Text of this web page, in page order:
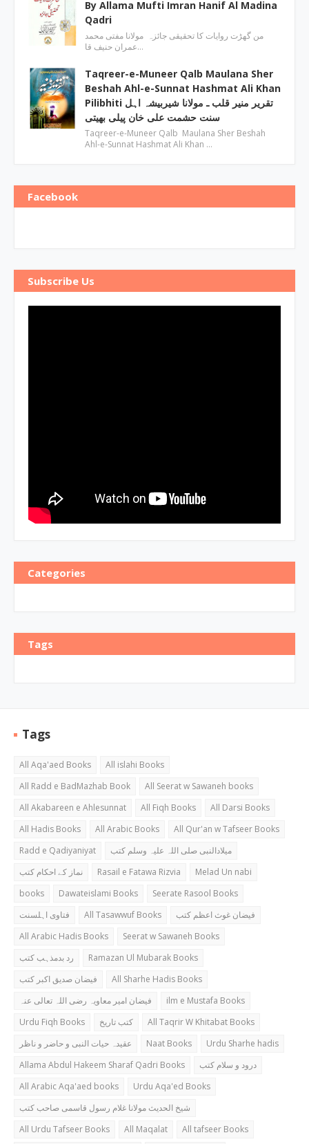
By Allama Mufti Imran Hanif Al Madina
Qadri
من گھڑت روایات کا تحقیقی جائزہ مولانا مفتی محمد
عمران حنیف قا…
Taqreer-e-Muneer Qalb Maulana Sher
Beshah Ahl-e-Sunnat Hashmat Ali Khan
Pilibhiti تقریر منیر قلب ـ مولانا شیربیشہ اہل
سنت حشمت علی خان پیلی بھیتی
Taqreer-e-Muneer Qalb Maulana Sher Beshah
Ahl-e-Sunnat Hashmat Ali Khan …
Facebook
Subscribe Us
Categories
Tags
Tags
All Aqa'aed Books
All islahi Books
All Radd e BadMazhab Book
All Seerat w Sawaneh books
All Akabareen e Ahlesunnat
All Fiqh Books
All Darsi Books
All Hadis Books
All Arabic Books
All Qur'an w Tafseer Books
Radd e Qadiyaniyat
میلادالنبی صلی اللہ علیہ وسلم کتب
نماز کے احکام کتب
Rasail e Fatawa Rizvia
Melad Un nabi
books
Dawateislami Books
Seerate Rasool Books
فتاوی اہلسنت
All Tasawwuf Books
فیضان غوث اعظم کتب
All Arabic Hadis Books
Seerat w Sawaneh Books
رد بدمذہب کتب
Ramazan Ul Mubarak Books
فیضان صدیق اکبر کتب
All Sharhe Hadis Books
فیضان امیر معاویہ رضی اللہ تعالی عنہ
ilm e Mustafa Books
Urdu Fiqh Books
کتب تاریخ
All Taqrir W Khitabat Books
عقیدہ حیات النبی و حاضر و ناظر
Naat Books
Urdu Sharhe hadis
Allama Abdul Hakeem Sharaf Qadri Books
درود و سلام کتب
All Arabic Aqa'aed books
Urdu Aqa'ed Books
شیخ الحدیث مولانا غلام رسول قاسمی صاحب کتب
All Urdu Tafseer Books
All Maqalat
All tafseer Books